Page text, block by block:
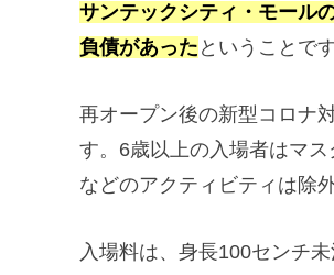
サンテックシティ・モール
負債があった ということです
再オープン後の新型コロナ
す。6歳以上の入場者はマ
などのアクティビティは除
入場料は、身長100センチ